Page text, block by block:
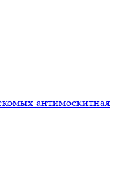
антимоскитная